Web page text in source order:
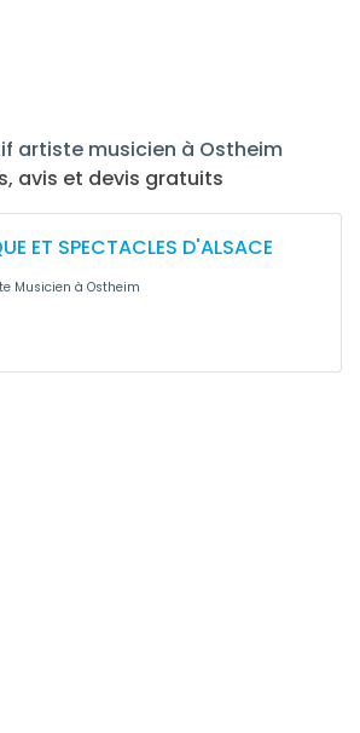
artiste musicien à Ostheim
avis et devis gratuits
ET SPECTACLES D'ALSACE
Musicien à Ostheim